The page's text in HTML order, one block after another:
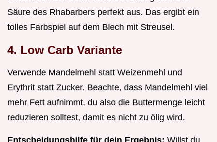
Säure des Rhabarbers perfekt aus. Das ergibt ein
tolles Farbspiel auf dem Blech mit Streusel.
4. Low Carb Variante
Verwende Mandelmehl statt Weizenmehl und
Erythrit statt Zucker. Beachte, dass Mandelmehl viel
mehr Fett aufnimmt, du also die Buttermenge leicht
reduzieren solltest, damit es nicht zu ölig wird.